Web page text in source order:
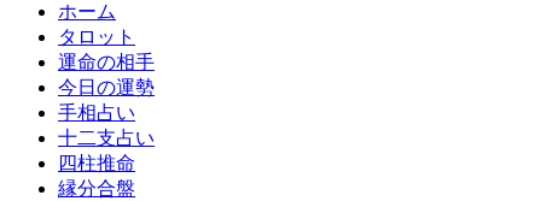
ホーム
タロット
運命の相手
今日の運勢
手相占い
十二支占い
四柱推命
縁分合盤